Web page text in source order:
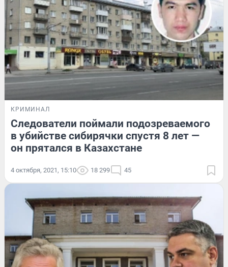
КРИМИНАЛ
Следователи поймали подозреваемого
в убийстве сибирячки спустя 8 лет —
он прятался в Казахстане
4 октября, 2021, 15:10 18 299 45